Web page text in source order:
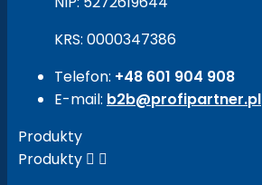
KRS: 0000347386
Telefon: +48 601 904 908
E-mail: b2b@profipartner.pl
Produkty
Produkty  